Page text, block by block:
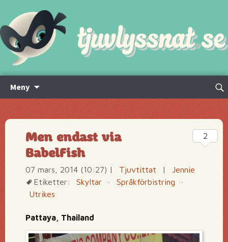
Meny
innehåll
Sök
Men endast via
BabelFish
07 mars, 2014 (10:27) | Tjuvtittat |
Jennie
Etiketter:
Skyltar · Språkförbistring
·
Utrikes
Pattaya, Thailand
2